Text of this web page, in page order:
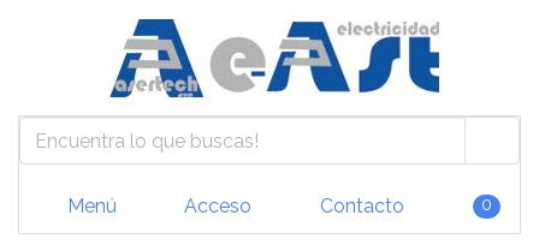
Menú Acceso Contacto 0